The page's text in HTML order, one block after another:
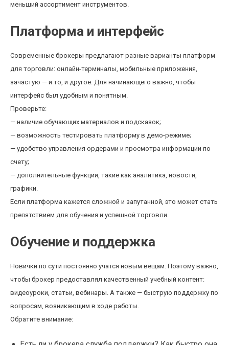
меньший ассортимент инструментов.
Платформа и интерфейс
Современные брокеры предлагают разные варианты платформ
для торговли: онлайн-терминалы, мобильные приложения,
зачастую — и то, и другое. Для начинающего важно, чтобы
интерфейс был удобным и понятным.
Проверьте:
— наличие обучающих материалов и подсказок;
— возможность тестировать платформу в демо-режиме;
— удобство управления ордерами и просмотра информации по
счету;
— дополнительные функции, такие как аналитика, новости,
графики.
Если платформа кажется сложной и запутанной, это может стать
препятствием для обучения и успешной торговли.
Обучение и поддержка
Новички по сути постоянно учатся новым вещам. Поэтому важно,
чтобы брокер предоставлял качественный учебный контент:
видеоуроки, статьи, вебинары. А также — быструю поддержку по
вопросам, возникающим в ходе работы.
Обратите внимание: